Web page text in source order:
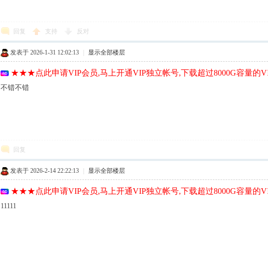
回复 支持 反对
发表于 2026-1-31 12:02:13 显示全部楼层
★★★点此申请VIP会员,马上开通VIP独立帐号,下载超过8000G容量
不错不错
回复
发表于 2026-2-14 22:22:13 显示全部楼层
★★★点此申请VIP会员,马上开通VIP独立帐号,下载超过8000G容量
11111